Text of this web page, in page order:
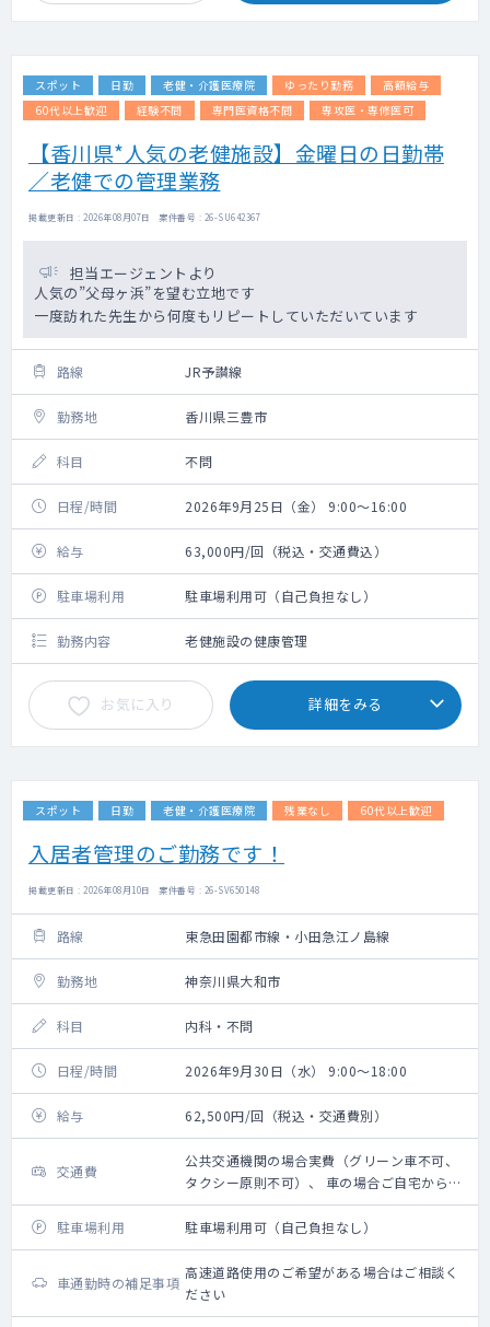
スポット 日勤 老健・介護医療院 ゆったり勤務
高額給与
60代以上歓迎
経験不問 専門医資格不問 専攻医・専修医可
【香川県*人気の老健施設】金曜日の日勤帯
／老健での管理業務
掲載更新日 : 2026年08月07日 案件番号 : 26-SU642367
担当エージェントより
人気の”父母ヶ浜”を望む立地です
一度訪れた先生から何度もリピートしていただいています
路線 JR予讃線
勤務地 香川県三豊市
科目 不問
日程/時間 2026年9月25日（金） 9:00～16:00
給与 63,000円/回（税込・交通費込）
駐車場利用 駐車場利用可（自己負担なし）
勤務内容 老健施設の健康管理
お気に入り 詳細をみる
スポット 日勤 老健・介護医療院 残業なし 60代以上歓迎
入居者管理のご勤務です！
掲載更新日 : 2026年08月10日 案件番号 : 26-SV650148
路線 東急田園都市線・小田急江ノ島線
勤務地 神奈川県大和市
科目 内科・不問
日程/時間 2026年9月30日（水） 9:00～18:00
給与 62,500円/回（税込・交通費別）
交通費
公共交通機関の場合実費（グリーン車不可、
タクシー原則不可）、 車の場合ご自宅からの
距離に応じ 規定に則り支給
駐車場利用
駐車場利用可（自己負担なし）
車通勤時の補足事項
高速道路使用のご希望がある場合はご相談く
ださい